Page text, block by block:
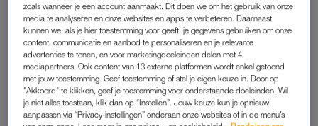
altijd veilig. Ik kwam binnenlopen en hij zat er al. Hij schudde
stevig mijn hand terwijl hij zich voorstelde.’
ONTHULLINGEN
‘We zaten al even te kletsen toen ik erachter kwam dat er vier
dingen niet klopten aan zijn verhaal. Hij woonde niet in Breda,
zoals wanneer je een account aanmaakt. Dit doen we om het gebruik van onze
media te analyseren en onze websites en apps te verbeteren. Daarnaast
kunnen we, als je hier toestemming voor geeft, je gegevens gebruiken om onze
content, communicatie en aanbod te personaliseren en je relevante
advertenties te tonen, en voor marketingdoeleinden delen met 4
mediapartners. Ook content van 13 externe platformen wordt enkel getoond
met jouw toestemming. Geef toestemming of stel je eigen keuze in. Door op
"Akkoord" te klikken, geef je toestemming voor onderstaande doeleinden. Wil
je niet alles toestaan, klik dan op “Instellen”. Jouw keuze kun je opnieuw
aanpassen via “Privacy-instellingen” onderaan onze websites of in de menu’s